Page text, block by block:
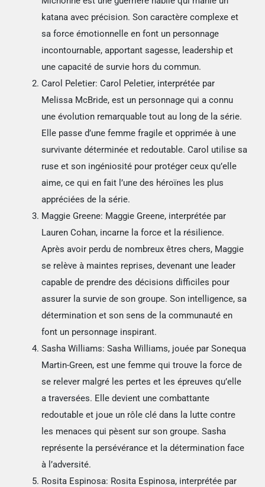
katana avec précision. Son caractère complexe et
sa force émotionnelle en font un personnage
incontournable, apportant sagesse, leadership et
une capacité de survie hors du commun.
Carol Peletier: Carol Peletier, interprétée par
Melissa McBride, est un personnage qui a connu
une évolution remarquable tout au long de la série.
Elle passe d’une femme fragile et opprimée à une
survivante déterminée et redoutable. Carol utilise sa
ruse et son ingéniosité pour protéger ceux qu’elle
aime, ce qui en fait l’une des héroïnes les plus
appréciées de la série.
Maggie Greene: Maggie Greene, interprétée par
Lauren Cohan, incarne la force et la résilience.
Après avoir perdu de nombreux êtres chers, Maggie
se relève à maintes reprises, devenant une leader
capable de prendre des décisions difficiles pour
assurer la survie de son groupe. Son intelligence, sa
détermination et son sens de la communauté en
font un personnage inspirant.
Sasha Williams: Sasha Williams, jouée par Sonequa
Martin-Green, est une femme qui trouve la force de
se relever malgré les pertes et les épreuves qu’elle
a traversées. Elle devient une combattante
redoutable et joue un rôle clé dans la lutte contre
les menaces qui pèsent sur son groupe. Sasha
représente la persévérance et la détermination face
à l’adversité.
Rosita Espinosa: Rosita Espinosa, interprétée par